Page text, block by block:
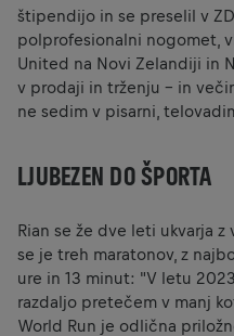
štipendijo in se preselil v
polprofesionalni nogomet,
United na Novi Zelandiji in
v prodaji in trženju - in
ne sedim v pisarni,
LJUBEZEN DO ŠPORTA
Rian se že dve leti ukvarja
se je treh maratonov, z
ure in 13 minut: "V letu
razdaljo pretečem v manj
World Run je odlična